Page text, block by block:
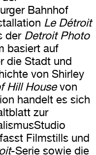
Bahnhof
Le Détroit
derDetroit Photo
basiert auf
die Stadt und
von Shirley
Hill Housevon
handelt es sich
zur
Filmstills und
-Serie sowie die